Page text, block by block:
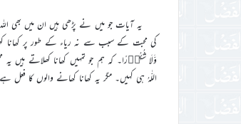
یہ آیات جو میں نے پڑھی ہیں ان میں بھی
کی محبت کے سبب سے نہ ریاء کے طور پر کھانا
وَّلَا شُکُوۡرًا۔ کہ ہم جو تمہیں کھانا کھلاتے ہیں
اللّٰہُ ہی کہیں۔ مگر یہ کھانا کھانے والوں کا